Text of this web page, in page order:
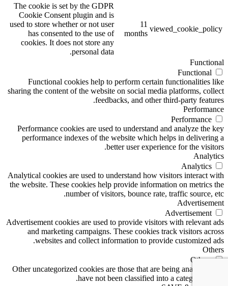
viewed_cookie_policy
11
months
The cookie is set by the GDPR
Cookie Consent plugin and is
used to store whether or not user
has consented to the use of
cookies. It does not store any
personal data.
Functional
Functional
Functional cookies help to perform certain functionalities like
sharing the content of the website on social media platforms, collect
feedbacks, and other third-party features.
Performance
Performance
Performance cookies are used to understand and analyze the key
performance indexes of the website which helps in delivering a
better user experience for the visitors.
Analytics
Analytics
Analytical cookies are used to understand how visitors interact with
the website. These cookies help provide information on metrics the
number of visitors, bounce rate, traffic source, etc.
Advertisement
Advertisement
Advertisement cookies are used to provide visitors with relevant ads
and marketing campaigns. These cookies track visitors across
websites and collect information to provide customized ads.
Others
Others
Other uncategorized cookies are those that are being analyzed and
have not been classified into a category as yet.